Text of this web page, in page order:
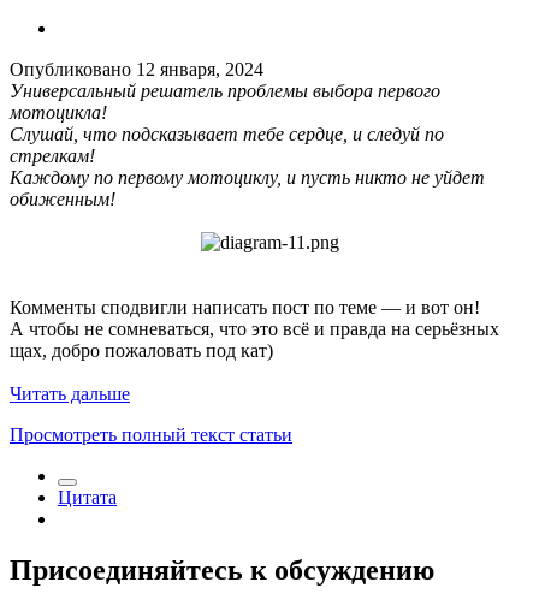
Опубликовано 12 января, 2024
Универсальный решатель проблемы выбора первого
мотоцикла!
Слушай, что подсказывает тебе сердце, и следуй по
стрелкам!
Каждому по первому мотоциклу, и пусть никто не уйдет
обиженным!
Комменты сподвигли написать пост по теме — и вот он!
А чтобы не сомневаться, что это всё и правда на серьёзных
щах, добро пожаловать под кат)
Читать дальше
Просмотреть полный текст статьи
Цитата
Присоединяйтесь к обсуждению